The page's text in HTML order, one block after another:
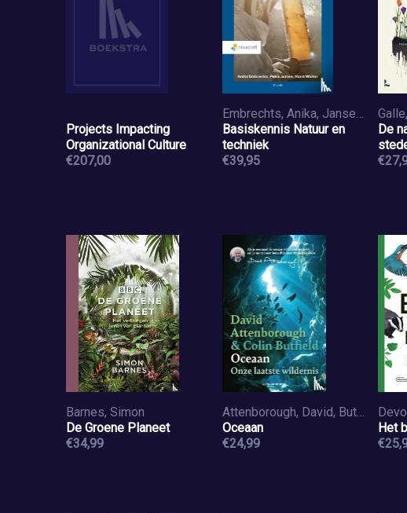
Projects Impacting
Organizational Culture
€207,00
Embrechts, Anika, Jansen, Petra, Wolters, Horst
Basiskennis Natuur en
techniek
€39,95
De
Barnes, Simon
De Groene Planeet
€34,99
Attenborough, David, Butfield, Colin
Oceaan
€24,99
Het